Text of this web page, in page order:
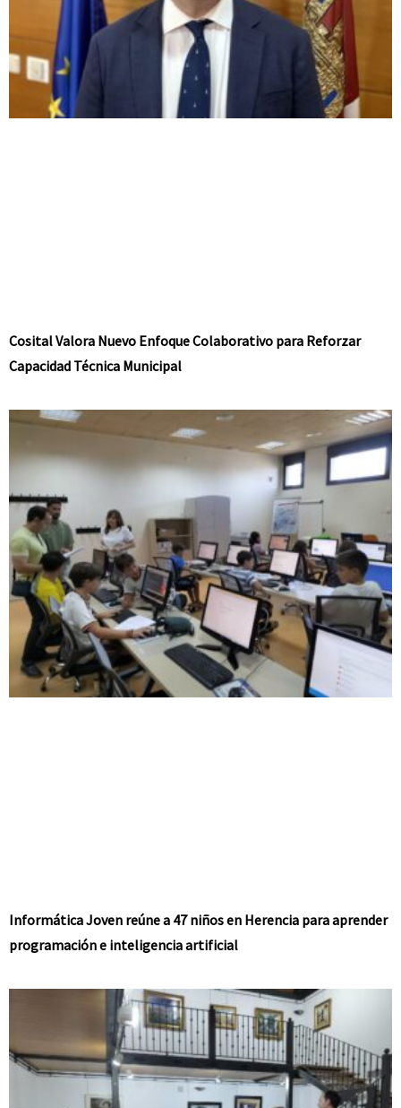
Cosital Valora Nuevo Enfoque Colaborativo para Reforzar
Capacidad Técnica Municipal
Informática Joven reúne a 47 niños en Herencia para aprender
programación e inteligencia artificial